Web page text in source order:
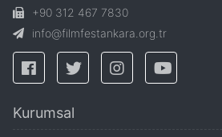
+90 312 467 7830
info@filmfestankara.org.tr
Kurumsal